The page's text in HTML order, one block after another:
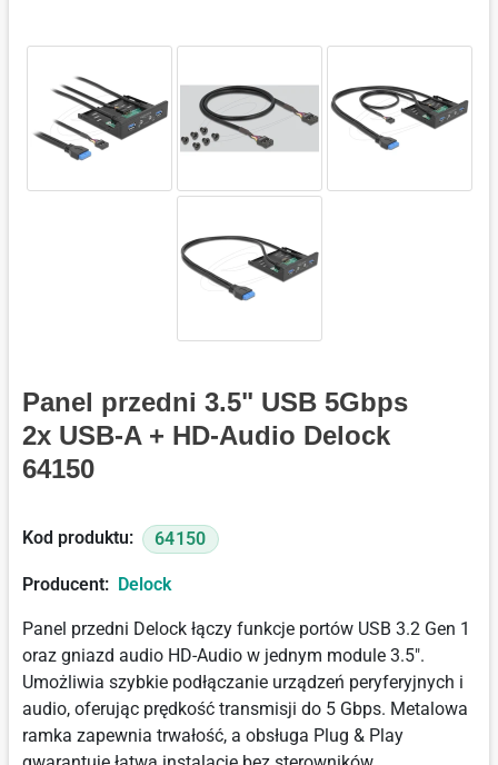
Panel przedni 3.5" USB 5Gbps
2x USB-A + HD-Audio Delock
64150
Kod produktu: 64150
Producent: Delock
Panel przedni Delock łączy funkcje portów USB 3.2 Gen 1
oraz gniazd audio HD-Audio w jednym module 3.5".
Umożliwia szybkie podłączanie urządzeń peryferyjnych i
audio, oferując prędkość transmisji do 5 Gbps. Metalowa
ramka zapewnia trwałość, a obsługa Plug & Play